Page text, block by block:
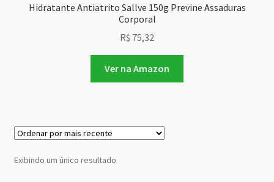
Hidratante Antiatrito Sallve 150g Previne Assaduras
Corporal
R$ 75,32
Ver na Amazon
Exibindo um único resultado